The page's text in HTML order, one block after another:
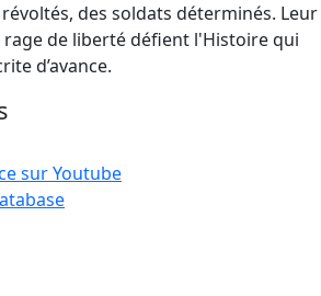
des soldats déterminés. Leur
de liberté défient l'Histoire qui
d’avance.
sur Youtube